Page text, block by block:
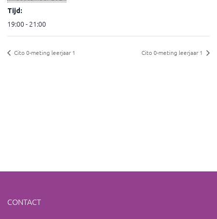
Tijd:
19:00 - 21:00
Cito 0-meting leerjaar 1 Cito 0-meting leerjaar 1
CONTACT